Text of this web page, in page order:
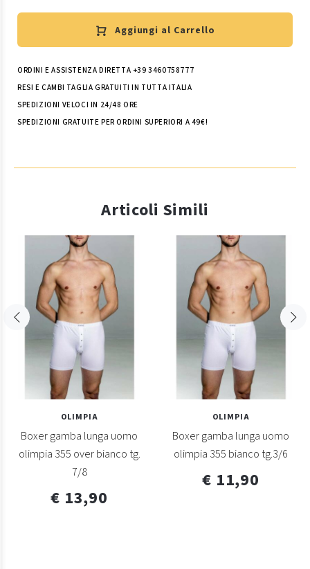
Aggiungi al Carrello
ORDINI E ASSISTENZA DIRETTA +39 3460758777
RESI E CAMBI TAGLIA GRATUITI IN TUTTA ITALIA
SPEDIZIONI VELOCI IN 24/48 ORE
SPEDIZIONI GRATUITE PER ORDINI SUPERIORI A 49€!
Articoli Simili
OLIMPIA
Boxer gamba lunga uomo
olimpia 355 over bianco tg.
7/8
€ 13,90
OLIMPIA
Boxer gamba lunga uomo
olimpia 355 bianco tg.3/6
€ 11,90